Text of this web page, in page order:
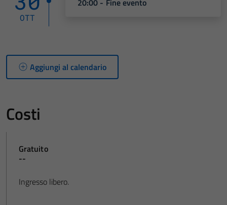
OTT
20:00 - Fine evento
Aggiungi al calendario
Costi
Gratuito
--
Ingresso libero.